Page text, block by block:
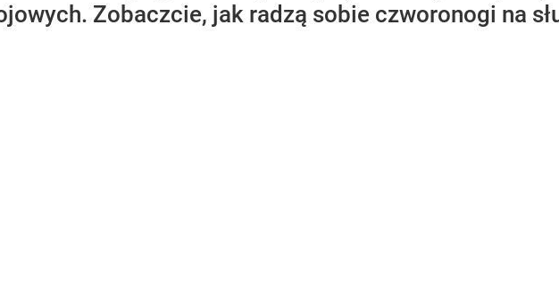
Zobaczcie, jak radzą sobie czworonogi na